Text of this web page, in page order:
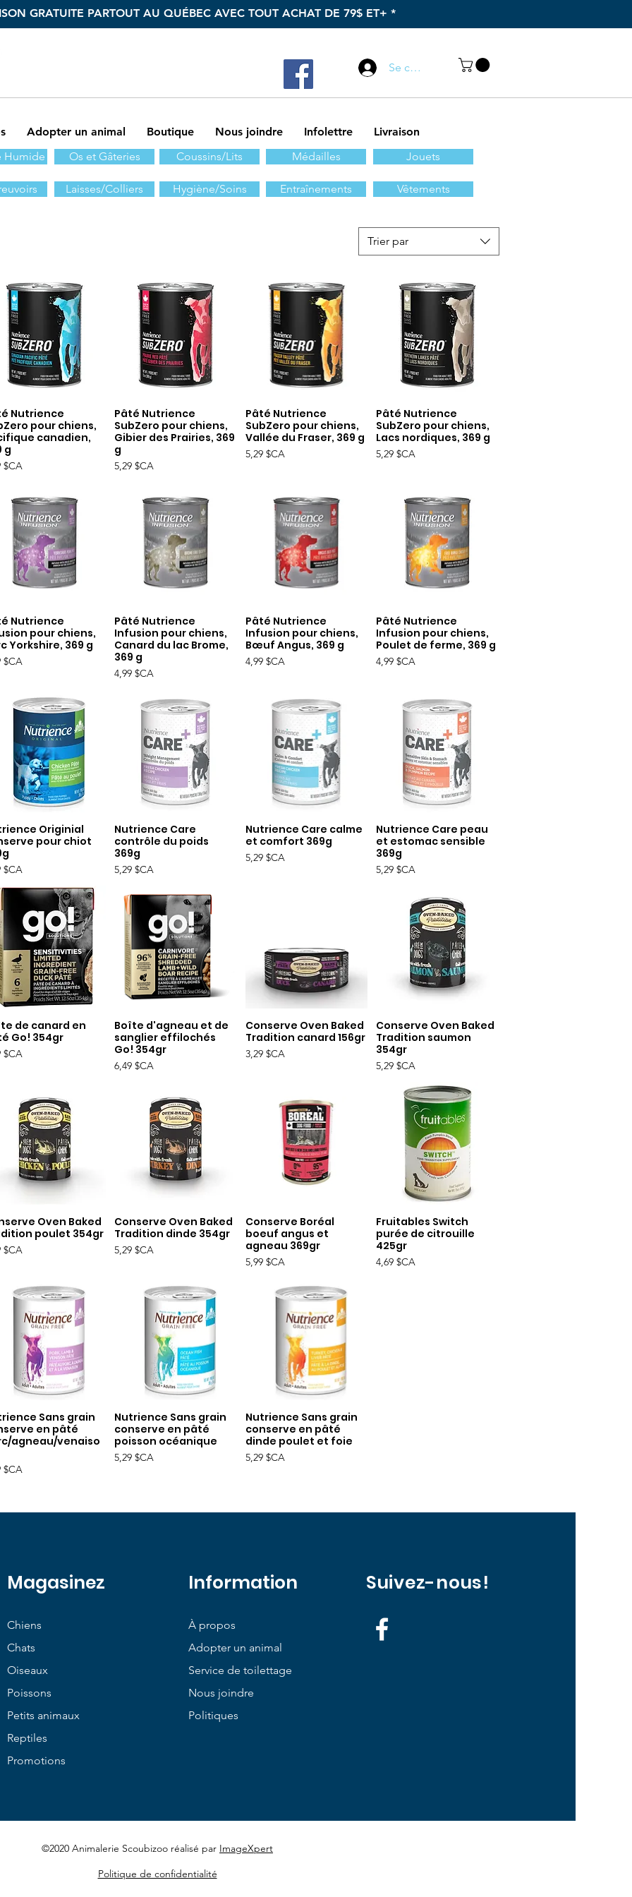
GRATUITE PARTOUT AU QUÉBEC AVEC TOUT ACHAT DE 79$ ET+ *
Humide Os et Gâteries Coussins/Lits
Laisses/Colliers Hygiène/Soins
Médailles
Entraînements
Jouets
Vêtements
Trier par
Aperçu rapide
Nutrience
pour chiens,
canadien,
g
$CA
Aperçu rapide
Pâté Nutrience
SubZero pour chiens,
Gibier des Prairies, 369
g
Prix
5,29 $CA
Aperçu rapide
Pâté Nutrience
SubZero pour chiens,
Vallée du Fraser, 369 g
Prix
5,29 $CA
Aperçu rapide
Pâté Nutrience
SubZero pour chiens,
Lacs nordiques, 369 g
Prix
5,29 $CA
Aperçu rapide
Nutrience
pour chiens,
Yorkshire, 369 g
$CA
Aperçu rapide
Pâté Nutrience
Infusion pour chiens,
Canard du lac Brome,
369 g
Prix
4,99 $CA
Aperçu rapide
Pâté Nutrience
Infusion pour chiens,
Bœuf Angus, 369 g
Prix
4,99 $CA
Aperçu rapide
Pâté Nutrience
Infusion pour chiens,
Poulet de ferme, 369 g
Prix
4,99 $CA
Aperçu rapide
Originial
pour chiot
$CA
Aperçu rapide
Nutrience Care
contrôle du poids
369g
Prix
5,29 $CA
Aperçu rapide
Nutrience Care calme
et comfort 369g
Prix
5,29 $CA
Aperçu rapide
Nutrience Care peau
et estomac sensible
369g
Prix
5,29 $CA
Aperçu rapide
de canard en
Go! 354gr
$CA
Aperçu rapide
Boîte d'agneau et de
sanglier effilochés
Go! 354gr
Prix
6,49 $CA
Aperçu rapide
Conserve Oven Baked
Tradition canard 156gr
Prix
3,29 $CA
Aperçu rapide
Conserve Oven Baked
Tradition saumon
354gr
Prix
5,29 $CA
Aperçu rapide
Oven Baked
poulet 354gr
$CA
Aperçu rapide
Conserve Oven Baked
Tradition dinde 354gr
Prix
5,29 $CA
Aperçu rapide
Conserve Boréal
boeuf angus et
agneau 369gr
Prix
5,99 $CA
Aperçu rapide
Fruitables Switch
purée de citrouille
425gr
Prix
4,69 $CA
Aperçu rapide
Sans grain
en pâté
agneau/venaiso
$CA
Aperçu rapide
Nutrience Sans grain
conserve en pâté
poisson océanique
Prix
5,29 $CA
Aperçu rapide
Nutrience Sans grain
conserve en pâté
dinde poulet et foie
Prix
5,29 $CA
Adopter un animal Boutique Nous joindre Infolettre Livraison
Se connecter
Magasinez
Chiens
Chats
Oiseaux
Poissons
Petits animaux
Reptiles
Promotions
Information
À propos
Adopter un animal
Service de toilettage
Nous joindre
Politiques
Suivez-nous!
©2020 Animalerie Scoubizoo réalisé par ImageXpert
Politique de confidentialité